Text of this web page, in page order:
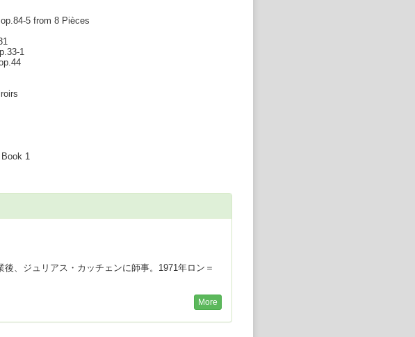
5 from 8 Pièces
1
1
、ジュリアス・カッチェンに師事。1971年ロン＝
ンセルトへボウ管、ウィーン響、ライプツィヒ・ゲヴ
管、チューリッヒ・トーンハレ管、オスロ・フィル、
More